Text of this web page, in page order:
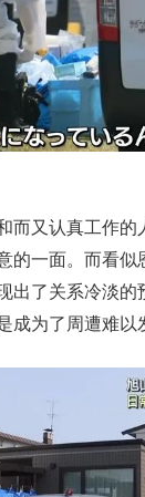
而又认真工作的
的一面。而看似
出了关系冷淡的
成为了周遭难以